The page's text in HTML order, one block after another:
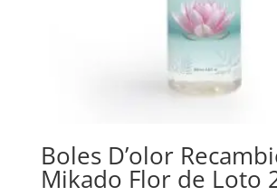
Boles D’olor
Mikado Flor de Loto